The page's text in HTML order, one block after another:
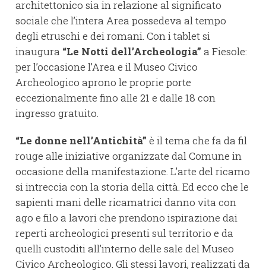
architettonico sia in relazione al significato
sociale che l’intera Area possedeva al tempo
degli etruschi e dei romani. Con i tablet si
inaugura “Le Notti dell’Archeologia” a Fiesole:
per l’occasione l’Area e il Museo Civico
Archeologico aprono le proprie porte
eccezionalmente fino alle 21 e dalle 18 con
ingresso gratuito.
“Le donne nell’Antichità” è il tema che fa da fil
rouge alle iniziative organizzate dal Comune in
occasione della manifestazione. L’arte del ricamo
si intreccia con la storia della città. Ed ecco che le
sapienti mani delle ricamatrici danno vita con
ago e filo a lavori che prendono ispirazione dai
reperti archeologici presenti sul territorio e da
quelli custoditi all’interno delle sale del Museo
Civico Archeologico. Gli stessi lavori, realizzati da